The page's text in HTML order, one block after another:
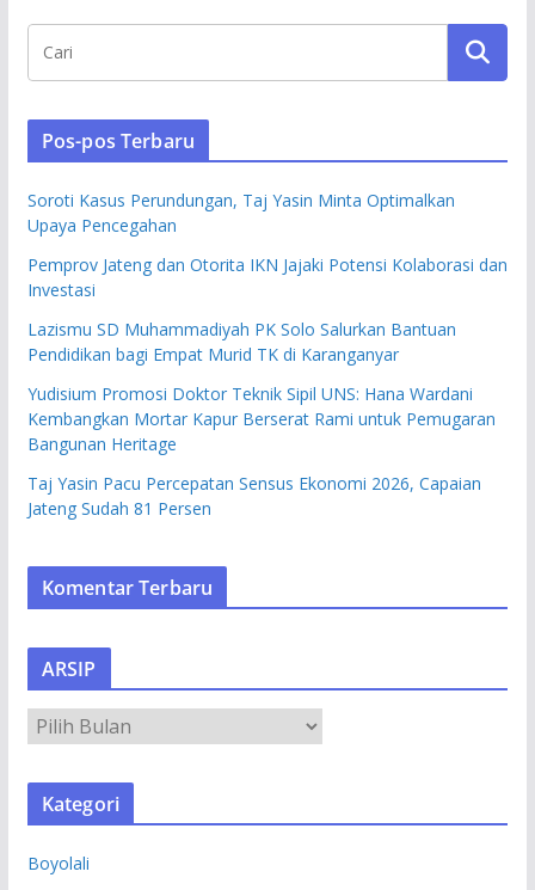
Pos-pos Terbaru
Soroti Kasus Perundungan, Taj Yasin Minta Optimalkan
Upaya Pencegahan
Pemprov Jateng dan Otorita IKN Jajaki Potensi Kolaborasi dan
Investasi
Lazismu SD Muhammadiyah PK Solo Salurkan Bantuan
Pendidikan bagi Empat Murid TK di Karanganyar
Yudisium Promosi Doktor Teknik Sipil UNS: Hana Wardani
Kembangkan Mortar Kapur Berserat Rami untuk Pemugaran
Bangunan Heritage
Taj Yasin Pacu Percepatan Sensus Ekonomi 2026, Capaian
Jateng Sudah 81 Persen
Komentar Terbaru
ARSIP
S
Kategori
Boyolali